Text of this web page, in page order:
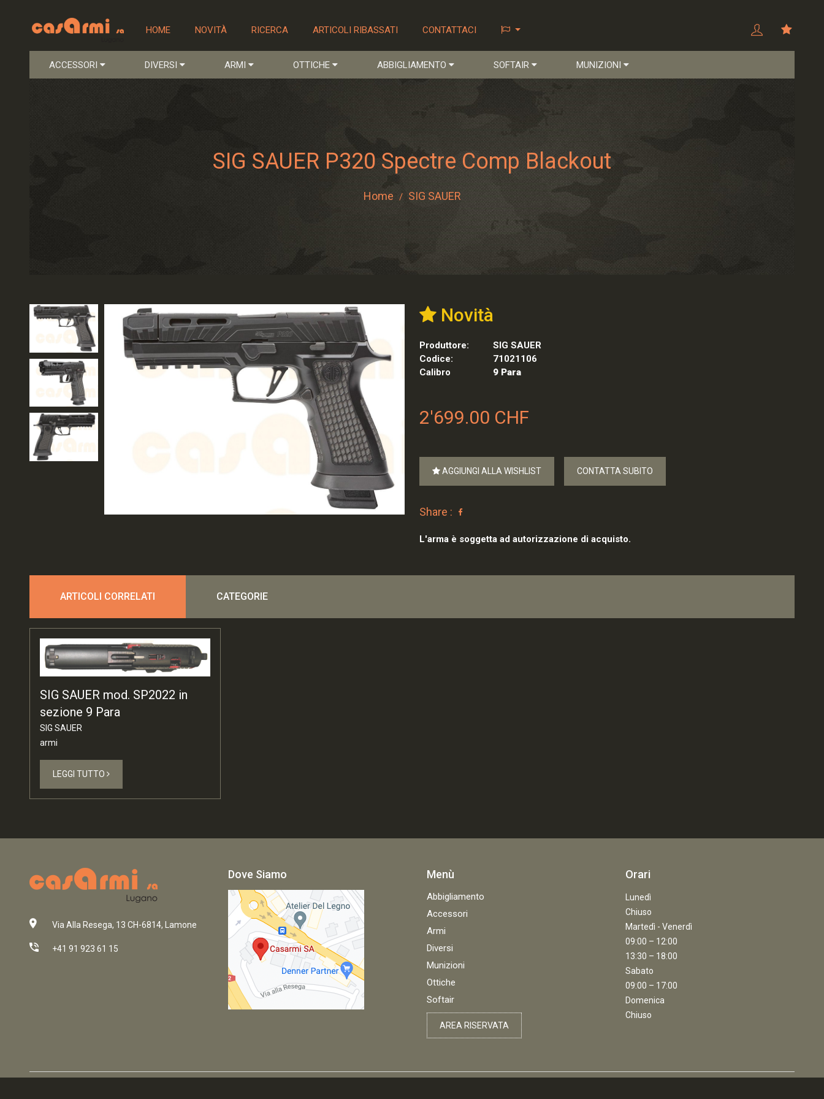
HOME NOVITÀ RICERCA ARTICOLI RIBASSATI CONTATTACI
ACCESSORI DIVERSI ARMI OTTICHE ABBIGLIAMENTO SOFTAIR MUNIZIONI
SIG SAUER P320 Spectre Comp Blackout
Home / SIG SAUER
Novità
Produttore:
SIG SAUER
Codice:
71021106
Calibro
9 Para
2'699.00 CHF
AGGIUNGI ALLA WISHLIST CONTATTA SUBITO
Share :
L'arma è soggetta ad autorizzazione di acquisto.
ARTICOLI CORRELATI CATEGORIE
SIG SAUER mod. SP2022 in
sezione 9 Para
SIG SAUER
armi
LEGGI TUTTO
Via Alla Resega, 13 CH-6814, Lamone
+41 91 923 61 15
Dove Siamo Menù
Abbigliamento
Accessori
Armi
Diversi
Munizioni
Ottiche
Softair
AREA RISERVATA
Orari
Lunedì
Chiuso
Martedì - Venerdì
09:00 – 12:00
13:30 – 18:00
Sabato
09:00 – 17:00
Domenica
Chiuso